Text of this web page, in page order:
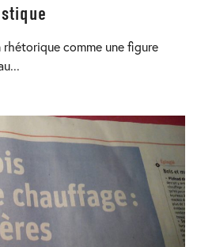
comme une figure